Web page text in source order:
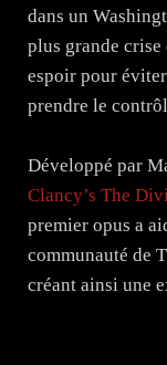
dans un
plus grande
espoir pour
prendre le
Développé par
Clancy’s The
premier opus a
communauté de
créant ainsi une